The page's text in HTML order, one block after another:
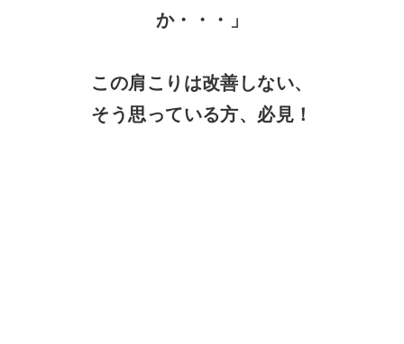
か・・・」
この肩こりは改善しない、
そう思っている方、必見！